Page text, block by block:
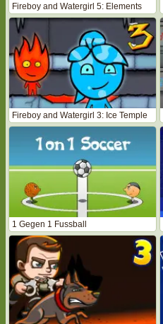
Fireboy and Watergirl 5: Elements
Fireboy and Watergirl 3: Ice Temple
1 Gegen 1 Fussball